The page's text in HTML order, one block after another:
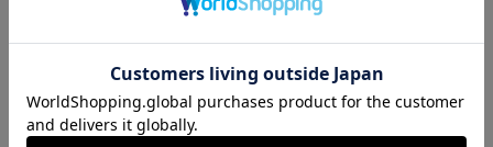
2026/27 1st レプリカユニ
フォーム 半袖
13,970円～20,020円
国際親善試合 FC東京
対 ボルシア ドルトムン
ト プリントタオルマフ
ラー
2,200円
【すぐにお届け】No.10
佐藤 恵允選手 2026/27 1s
18,920円